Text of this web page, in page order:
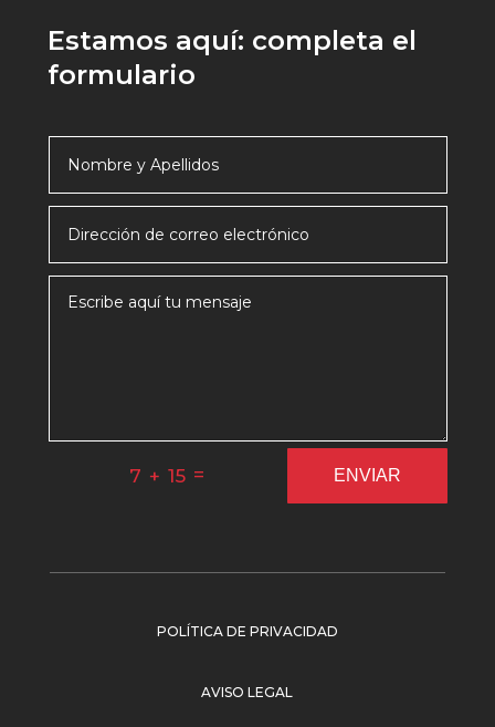
Estamos aquí: completa el
formulario
7 + 15 = ENVIAR
POLÍTICA DE PRIVACIDAD
AVISO LEGAL